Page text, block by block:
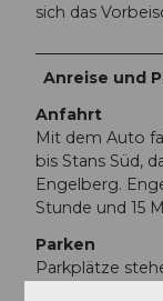
sich das
Anreise und
Anfahrt
Mit dem Auto
bis Stans Süd,
Engelberg.
Stunde und 15
Parken
Parkplätze